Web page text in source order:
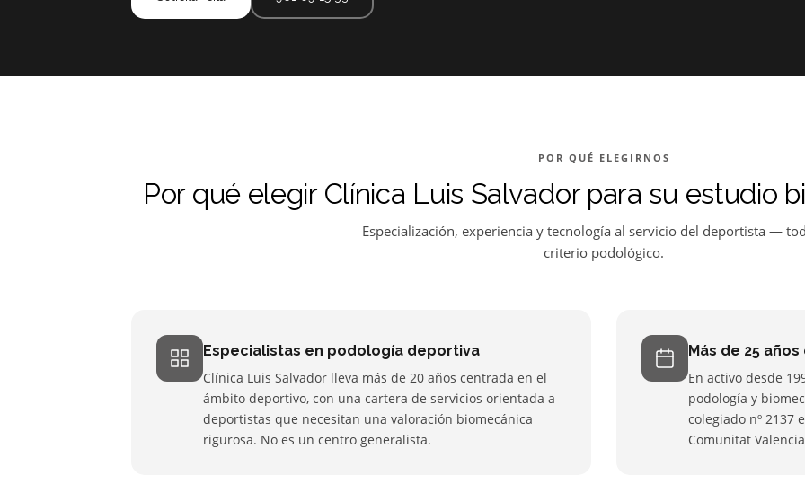
POR QUÉ ELEGIRNOS
Por qué elegir Clínica Luis Salvador para su estudio
Especialización, experiencia y tecnología al servicio del deportista —
criterio podológico.
Especialistas en podología deportiva
Clínica Luis Salvador lleva más de 20 años centrada en el
ámbito deportivo, con una cartera de servicios orientada a
deportistas que necesitan una valoración biomecánica
rigurosa. No es un centro generalista.
Más de 25
En activo desde
podología y
colegiado nº 2137
Comunitat